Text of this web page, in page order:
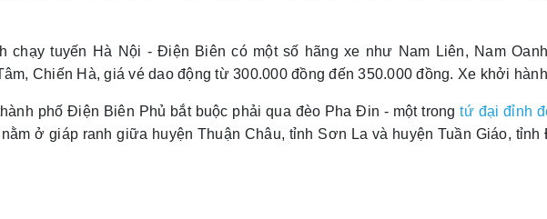
chạy tuyến Hà Nội - Điện Biên có một số hãng xe như Nam Liên, Nam
Chiến Hà, giá vé dao động từ 300.000 đồng đến 350.000 đồng. Xe khởi
phố Điện Biên Phủ bắt buộc phải qua đèo Pha Đin - một trongtứ đại đỉnh
ở giáp ranh giữa huyện Thuận Châu, tỉnh Sơn La và huyện Tuần Giáo,